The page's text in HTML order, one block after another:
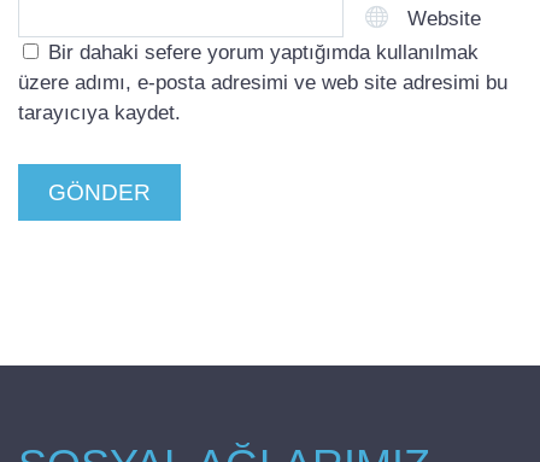
Website
Bir dahaki sefere yorum yaptığımda kullanılmak
üzere adımı, e-posta adresimi ve web site adresimi bu
tarayıcıya kaydet.